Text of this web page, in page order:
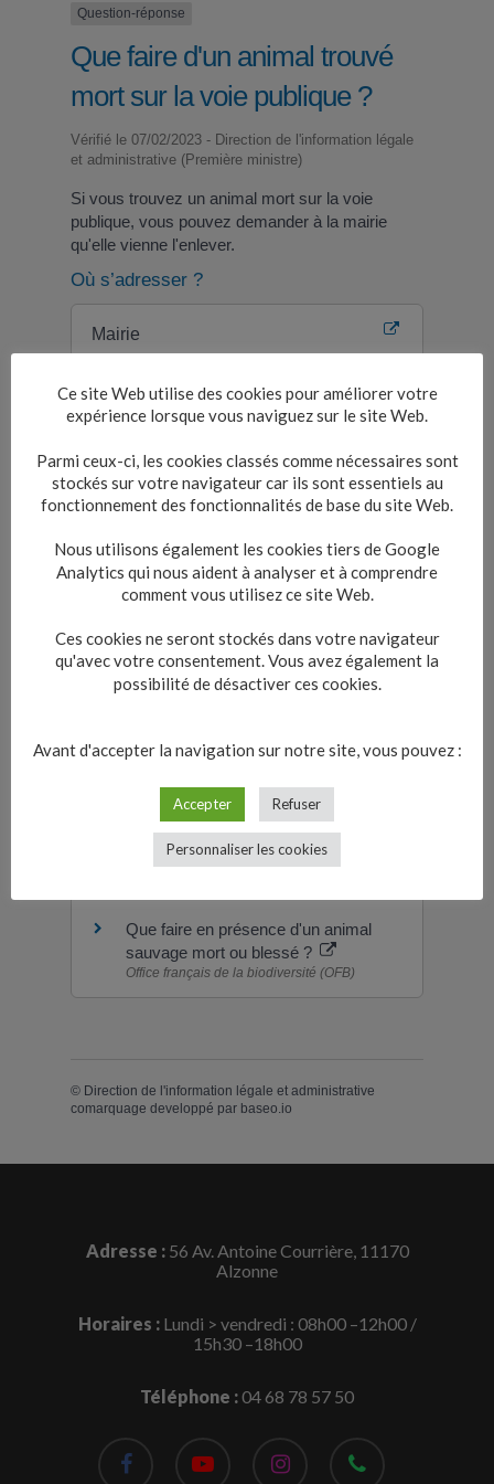
Question-réponse
Que faire d'un animal trouvé
mort sur la voie publique ?
Vérifié le 07/02/2023 - Direction de l'information légale
et administrative (Première ministre)
Si vous trouvez un animal mort sur la voie
publique, vous pouvez demander à la mairie
qu'elle vienne l'enlever.
Où s’adresser ?
Mairie
La collecte et l'élimination des cadavres
d'animaux sur la voie publique relève de la
Ainsi, dans chaque département, un arrêté
préfectoral précise l'identité et les coordonnées
Cet arrêté préfectoral est affiché dans les mairies
du département concerné.
n'est pas identifié au cours des 12 heures
suivant la découverte du cadavre, le maire
demande au prestataire chargé de l'équarrissage
Textes de référence
Que faire en présence d'un animal
sauvage mort ou blessé ?
Office français de la biodiversité (OFB)
© Direction de l'information légale et administrative
comarquage developpé par baseo.io
Adresse : 56 Av. Antoine Courrière, 11170
Alzonne
Horaires :Lundi > vendredi : 08h00 –12h00 /
15h30 –18h00
Téléphone :04 68 78 57 50
facebook instagram phone
Ce site Web utilise des cookies pour améliorer votre
expérience lorsque vous naviguez sur le site Web.
Parmi ceux-ci, les cookies classés comme nécessaires sont
stockés sur votre navigateur car ils sont essentiels au
fonctionnement des fonctionnalités de base du site Web.
Nous utilisons également les cookies tiers de Google
Analytics qui nous aident à analyser et à comprendre
comment vous utilisez ce site Web.
Ces cookies ne seront stockés dans votre navigateur
qu'avec votre consentement. Vous avez également la
possibilité de désactiver ces cookies.
Avant d'accepter la navigation sur notre site, vous pouvez :
Accepter Refuser
Personnaliser les cookies